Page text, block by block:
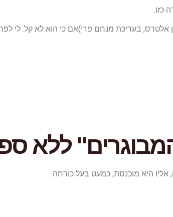
כזו.
בעריכת מנחם פרי)אם כי הוא לא קל. לי
ללא